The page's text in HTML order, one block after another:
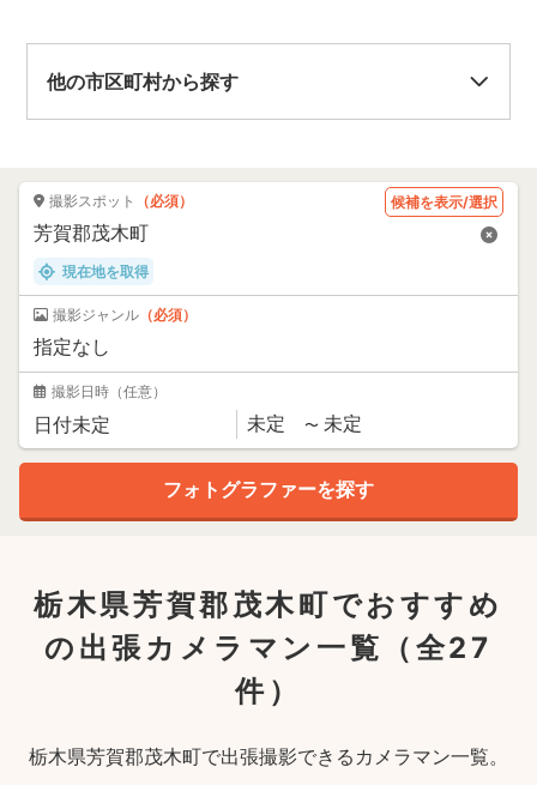
他の市区町村から探す
撮影スポット （必須） 候補を表示/選択
現在地を取得
撮影ジャンル （必須）
撮影日時 （任意）
栃木県芳賀郡茂木町でおすすめ
の出張カメラマン一覧
（全27
件）
栃木県芳賀郡茂木町で出張撮影できるカメラマン一覧。